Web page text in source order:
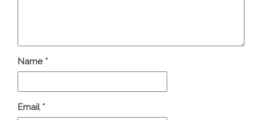
Name *
Email *